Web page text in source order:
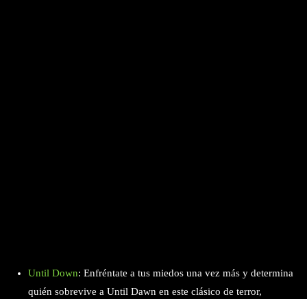
Until Down: Enfréntate a tus miedos una vez más y determina
quién sobrevive a Until Dawn en este clásico de terror,